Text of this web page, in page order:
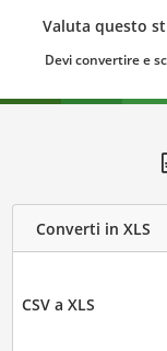
Valuta questo
Devi convertire e
Converti in XLS
CSV a XLS